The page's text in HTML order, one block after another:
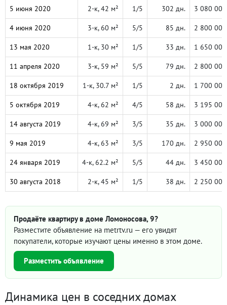
5 июня 2020 2-к, 42 м² 1/5 302 дн. 3 080 000
4 июня 2020 3-к, 60 м² 5/5 85 дн. 2 800 000
13 мая 2020 1-к, 30 м² 1/5 33 дн. 1 650 000
11 апреля 2020 3-к, 59 м² 5/5 79 дн. 2 800 000
18 октября 2019 1-к, 30.7 м² 1/5 2 дн. 1 700 000
5 октября 2019 4-к, 62 м² 4/5 58 дн. 3 195 000
14 августа 2019 4-к, 69 м² 3/5 35 дн. 3 000 000
9 мая 2019 4-к, 63 м² 3/5 170 дн. 2 950 000
24 января 2019 4-к, 62.2 м² 5/5 44 дн. 3 450 000
30 августа 2018 2-к, 45 м² 1/5 38 дн. 2 250 000
Продаёте квартиру в доме Ломоносова, 9?
Разместите объявление на metrtv.ru — его увидят
покупатели, которые изучают цены именно в этом доме.
Разместить объявление
Динамика цен в соседних домах